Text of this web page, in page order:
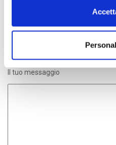
Oggetto
Il tuo messaggio